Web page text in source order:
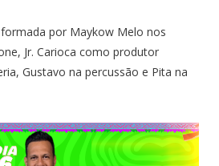
por Maykow Melo nos
Jr. Carioca como produtor
Gustavo na percussão e Pita na